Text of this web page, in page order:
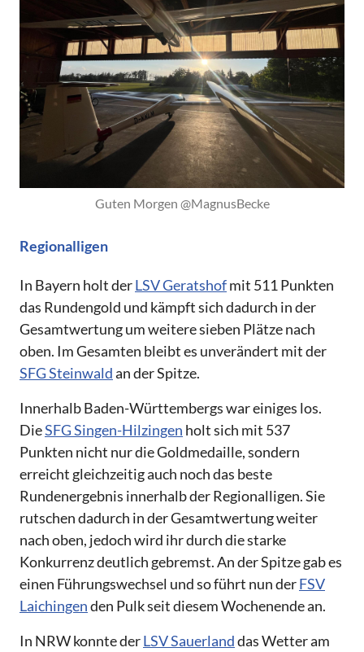
Guten Morgen @MagnusBecke
Regionalligen
In Bayern holt derLSV Geratshofmit 511 Punkten
das Rundengold und kämpft sich dadurch in der
Gesamtwertung um weitere sieben Plätze nach
oben. Im Gesamten bleibt es unverändert mit der
SFG Steinwaldan der Spitze.
Innerhalb Baden-Württembergs war einiges los.
DieSFG Singen-Hilzingen holt sich mit 537
Punkten nicht nur die Goldmedaille, sondern
erreicht gleichzeitig auch noch das beste
Rundenergebnis innerhalb der Regionalligen. Sie
rutschen dadurch in der Gesamtwertung weiter
nach oben, jedoch wird ihr durch die starke
Konkurrenz deutlich gebremst. An der Spitze gab es
einen Führungswechsel und so führt nun derFSV
Laichingenden Pulk seit diesem Wochenende an.
In NRW konnte derLSV Sauerlanddas Wetter am